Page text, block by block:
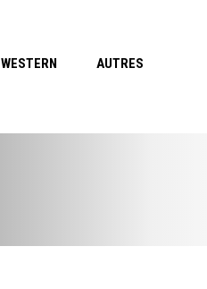
WESTERN AUTRES